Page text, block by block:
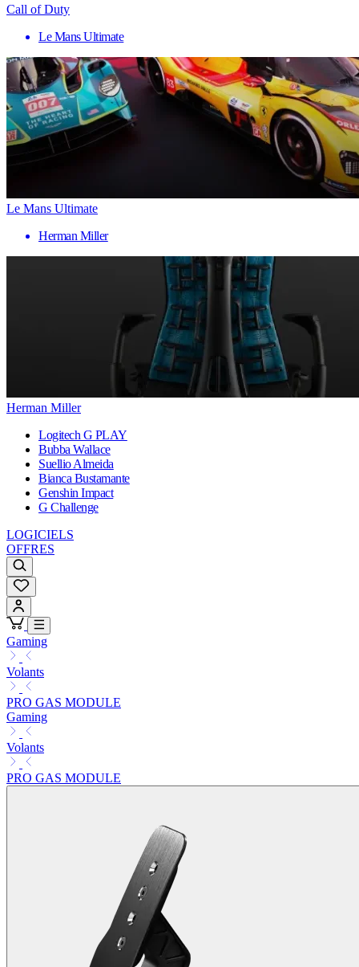
Call of Duty
Le Mans Ultimate
Le Mans Ultimate
Herman Miller
Herman Miller
Logitech G PLAY
Bubba Wallace
Suellio Almeida
Bianca Bustamante
Genshin Impact
G Challenge
LOGICIELS
OFFRES
Gaming
Volants
PRO GAS MODULE
Gaming
Volants
PRO GAS MODULE